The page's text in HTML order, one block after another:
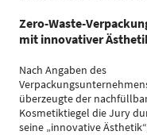
Zero-Waste-
mit innovativer
Nach Angaben des
überzeugte der
Kosmetiktiegel die Jury
seine „innovative